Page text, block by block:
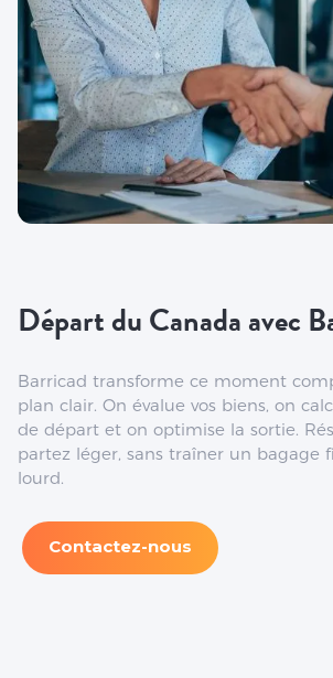
Départ du Canada avec
Barricad transforme ce moment
plan clair. On évalue vos biens, on
de départ et on optimise la sortie.
partez léger, sans traîner un bagage
lourd.
Contactez-nous